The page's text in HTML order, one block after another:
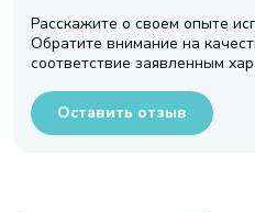
Расскажите о своем опыте
Обратите внимание на
соответствие заявленным
Оставить отзыв